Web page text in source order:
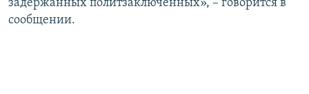
задержанных политзаключенных», – говорится в
сообщении.